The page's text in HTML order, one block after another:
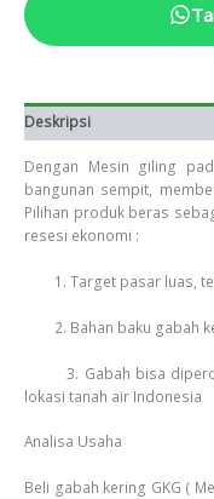
Deskripsi
Dengan Mesin giling
bangunan sempit,
Pilihan produk beras
resesi ekonomi :
1. Target pasar luas,
2. Bahan baku gabah
3. Gabah bisa
lokasi tanah air Indonesia
Analisa Usaha
Beli gabah kering GKG (